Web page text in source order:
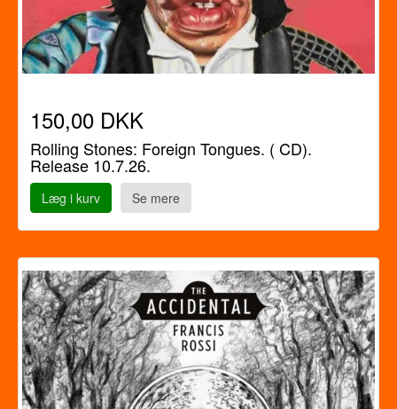
150,00 DKK
Rolling Stones: Foreign Tongues. ( CD).
Release 10.7.26.
Læg i kurv Se mere